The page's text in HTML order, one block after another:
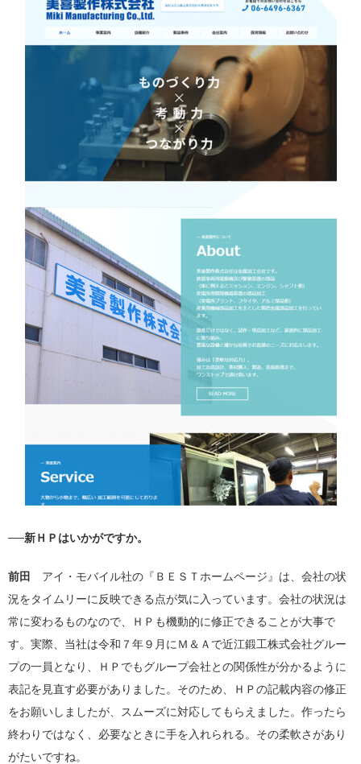
──新ＨＰはいかがですか。
前田
アイ・モバイル社の『ＢＥＳＴホームページ』は、会社の状
況をタイムリーに反映できる点が気に入っています。会社の状況は
常に変わるものなので、ＨＰも機動的に修正できることが大事で
す。実際、当社は令和７年９月にＭ＆Ａで近江鍛工株式会社グルー
プの一員となり、ＨＰでもグループ会社との関係性が分かるように
表記を見直す必要がありました。そのため、ＨＰの記載内容の修正
をお願いしましたが、スムーズに対応してもらえました。作ったら
終わりではなく、必要なときに手を入れられる。その柔軟さがあり
がたいですね。